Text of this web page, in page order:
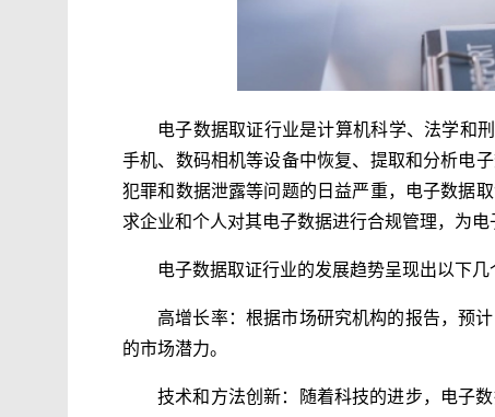
电子数据取证行业是计算机科学、法学和
手机、数码相机等设备中恢复、提取和分析电
犯罪和数据泄露等问题的日益严重，电子数据
求企业和个人对其电子数据进行合规管理，为电
电子数据取证行业的发展趋势呈现出以下几
高增长率：根据市场研究机构的报告，预
的市场潜力。
技术和方法创新：随着科技的进步，电子